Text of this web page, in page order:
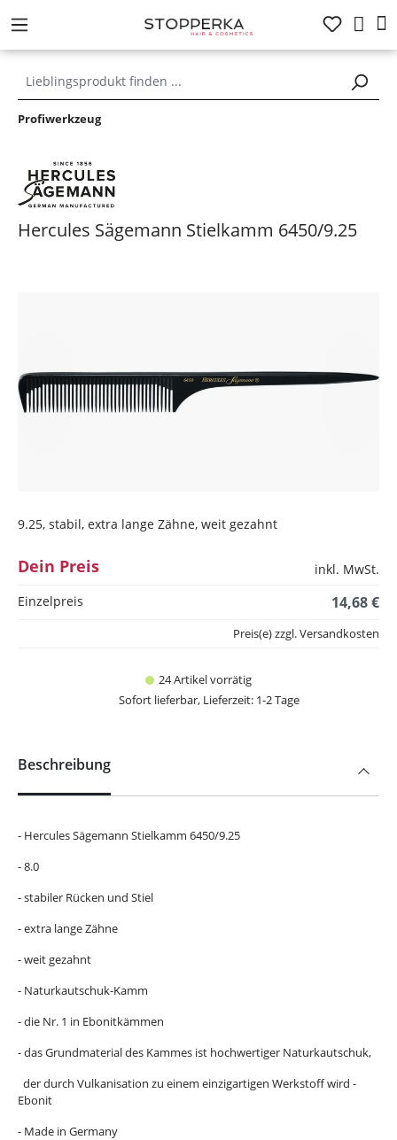
springen
Profiwerkzeug
Hercules Sägemann Stielkamm 6450/9.25
9.25, stabil, extra lange Zähne, weit gezahnt
Dein Preis
inkl. MwSt.
Einzelpreis
14,68 €
24 Artikel vorrätig
Sofort lieferbar, Lieferzeit: 1-2 Tage
Preis(e) zzgl. Versandkosten
Beschreibung
- Hercules Sägemann Stielkamm 6450/9.25
- 8.0
- stabiler Rücken und Stiel
- extra lange Zähne
- weit gezahnt
- Naturkautschuk-Kamm
- die Nr. 1 in Ebonitkämmen
- das Grundmaterial des Kammes ist hochwertiger Naturkautschuk,
der durch Vulkanisation zu einem einzigartigen Werkstoff wird -
Ebonit
- Made in Germany